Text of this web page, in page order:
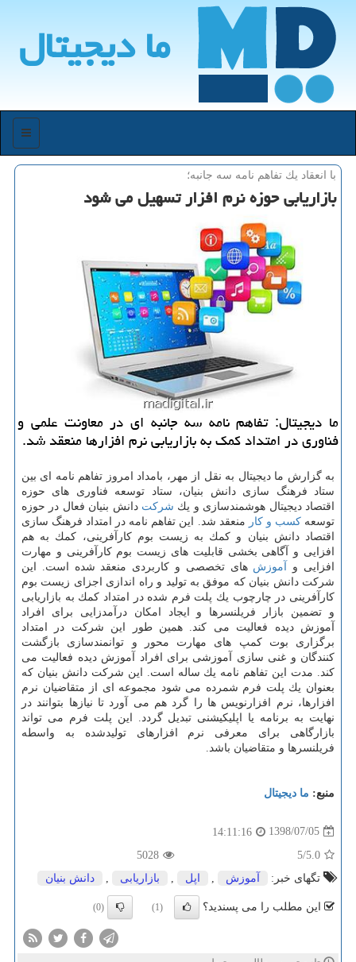
ما دیجیتال
منو
با انعقاد یك تفاهم نامه سه جانبه؛
بازاریابی حوزه نرم افزار تسهیل می شود
ما دیجیتال: تفاهم نامه سه جانبه ای در معاونت علمی و
فناوری در امتداد كمك به بازاریابی نرم افزارها منعقد شد.
به گزارش ما دیجیتال به نقل از مهر، بامداد امروز تفاهم نامه ای بین
ستاد فرهنگ سازی دانش بنیان، ستاد توسعه فناوری های حوزه
اقتصاد دیجیتال هوشمندسازی و یك شركت دانش بنیان فعال در حوزه
توسعهكسب و كار منعقد شد. این تفاهم نامه در امتداد فرهنگ سازی
اقتصاد دانش بنیان و كمك به زیست بوم كارآفرینی، كمك به هم
افزایی و آگاهی بخشی قابلیت های زیست بوم كارآفرینی و مهارت
افزایی و آموزش های تخصصی و كاربردی منعقد شده است. این
شركت دانش بنیان كه موفق به تولید و راه اندازی اجزای زیست بوم
كارآفرینی در چارچوب یك پلت فرم شده در امتداد كمك به بازاریابی
و تضمین بازار فریلنسرها و ایجاد امكان درآمدزایی برای افراد
آموزش دیده فعالیت می كند. همین طور این شركت در امتداد
برگزاری بوت كمپ های مهارت محور و توانمندسازی بازگشت
كنندگان و غنی سازی آموزشی برای افراد آموزش دیده فعالیت می
كند. مدت این تفاهم نامه یك ساله است. این شركت دانش بنیان كه
بعنوان یك پلت فرم شمرده می شود مجموعه ای از متقاضیان نرم
افزارها، نرم افزارنویس ها را گرد هم می آورد تا نیازها بتوانند در
نهایت به برنامه یا اپلیكیشنی تبدیل گردد. این پلت فرم می تواند
بازارگاهی برای معرفی نرم افزارهای تولیدشده به واسطه
فریلنسرها و متقاضیان باشد.
منبع: ما دیجیتال
1398/07/05
14:11:16
5.0
/5
5028
تگهای خبر:
آموزش اپل بازاریابی دانش بنیان
این مطلب را می پسندید؟ (1)
(0)